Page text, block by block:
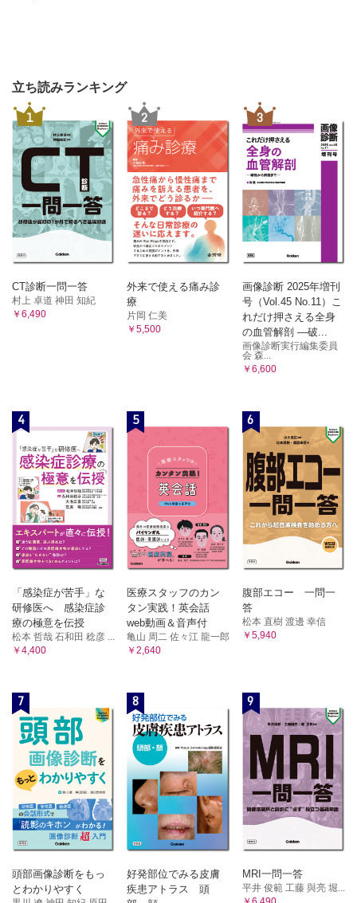
立ち読みランキング
1
CT診断一問一答
村上 卓道 神田 知紀
￥6,490
2
外来で使える痛み診
療
片岡 仁美
￥5,500
3
画像診断 2025年増刊
号（Vol.45 No.11）こ
れだけ押さえる全身
の血管解剖 ―破...
画像診断実行編集委員
会 森...
￥6,600
4
「感染症が苦手」な
研修医へ 感染症診
療の極意を伝授
松本 哲哉 石和田 稔彦 ...
￥4,400
5
医療スタッフのカン
タン実践！英会話
web動画＆音声付
亀山 周二 佐々江 龍一郎
￥2,640
6
腹部エコー 一問一
答
松本 直樹 渡邊 幸信
￥5,940
7
頭部画像診断をもっ
とわかりやすく
8
好発部位でみる皮膚
疾患アトラス 頭
9
MRI一問一答
平井 俊範 工藤 與亮 堀...